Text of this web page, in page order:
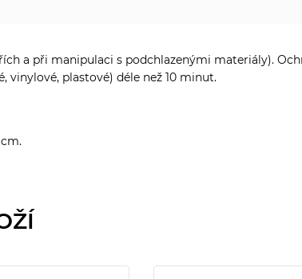
a při manipulaci s podchlazenými materiály).
vinylové, plastové) déle než 10 minut.